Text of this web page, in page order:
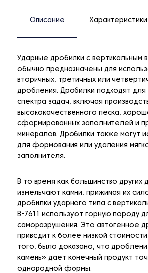
Описание Характеристики
Ударные дробилки с вертикальным
обычно предназначены для
вторичных, третичных или
дробления. Дробилки подходят для
спектра задач, включая
высококачественного песка,
сформированных заполнителей и
минералов. Дробилки также могут
для формования или удаления
заполнителя.
В то время как большинство других
измельчают камни, прижимая их
дробилки ударного типа с
B-7611 используют горную породу
саморазрушения. Это автогенное
приводит к более низкой
того, было доказано, что
камень» дает конечный продукт
однородной формы.